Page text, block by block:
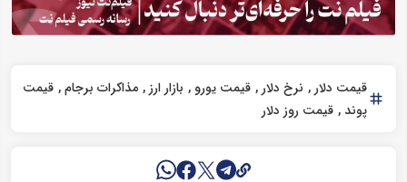
قیمت دلار نرخ دلار قیمت یورو بازار ارز مذاکرات برجام قیمت
پوند قیمت روز دلار